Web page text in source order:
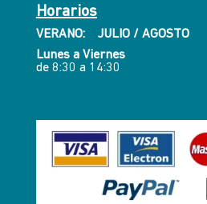
Horarios
VERANO: JULIO / AGOSTO
Lunes a Viernes
de 8:30 a 14:30